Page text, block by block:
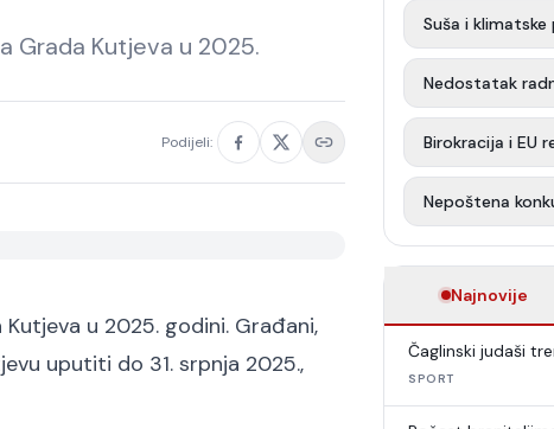
Grada Kutjeva u 2025.
Podijeli:
u 2025. godini. Građani,
uputiti do 31. srpnja 2025.,
Suša i
Nedostatak
Birokracija i EU
Nepoštena
Najnovije
Čaglinski judaši
SPORT